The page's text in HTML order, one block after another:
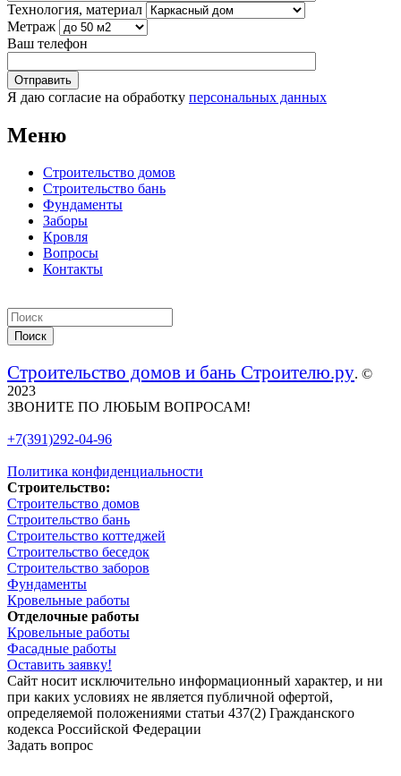
Технология, материал
Метраж
Ваш телефон
Я даю согласие на обработку персональных данных
Меню
Строительство домов
Строительство бань
Фундаменты
Заборы
Кровля
Вопросы
Контакты
Строительство домов и бань Строителю.ру. ©
2023
ЗВОНИТЕ ПО ЛЮБЫМ ВОПРОСАМ!
+7(391)292-04-96
Политика конфиденциальности
Строительство:
Строительство домов
Строительство бань
Строительство коттеджей
Строительство беседок
Строительство заборов
Фундаменты
Кровельные работы
Отделочные работы
Кровельные работы
Фасадные работы
Оставить заявку!
Сайт носит исключительно информационный характер, и ни
при каких условиях не является публичной офертой,
определяемой положениями статьи 437(2) Гражданского
кодекса Российской Федерации
Задать вопрос